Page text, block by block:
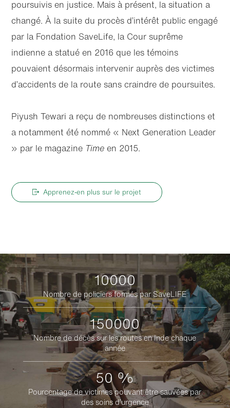
poursuivis en justice. Mais à présent, la situation a
changé. À la suite du procès d’intérêt public engagé
par la Fondation SaveLife, la Cour suprême
indienne a statué en 2016 que les témoins
pouvaient désormais intervenir auprès des victimes
d’accidents de la route sans craindre de poursuites.
Piyush Tewari a reçu de nombreuses distinctions et
a notamment été nommé « Next Generation Leader
» par le magazine Time en 2015.
Apprenez‑en plus sur le projet
10000
Nombre de policiers formés par SaveLIFE
150000
Nombre de décès sur les routes en Inde chaque
année
50 %
Pourcentage de victimes pouvant être sauvées par
des soins d’urgence